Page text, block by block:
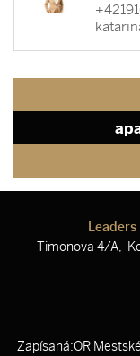
Timonova 4/A,
Zapísaná:OR